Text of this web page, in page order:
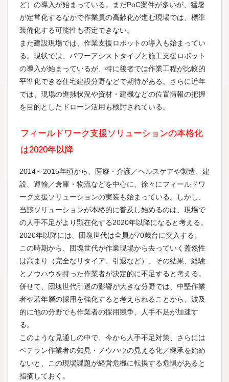
ど）の導入が始まっている。まだPoC案件が多いが、猛暑
が定常化するなかで作業員の高齢化が進む現場では、標準
装備化する可能性も否定できない。
また建設現場では、作業支援ロボットの導入も始まってい
る。現状では、パワーアシストタイプと施工支援ロボット
の導入が始まっているが、特に後者では作業工程が比較的
平準化できる住宅建設分野などで期待がある。さらに近年
では、現場の進捗状況や資材・建機などの位置情報の把握
を目的としたドローン活用も検討されている。
フィールドワーク支援ソリューションの本格化
は2020年以降
2014～2015年頃から、医療・介護／ヘルスケアや製造、建
設、運輸／倉庫・物流などを中心に、徐々にフィールドワ
ーク支援ソリューションの実装も始まっている。しかし、
当該ソリューションが本格的に普及し始めるのは、現場で
の人手不足がより顕在化する2020年以降になると考える。
2020年以降には、団塊世代は全員が70歳台に突入する。
この時期から、団塊世代が作業現場から去っていく蓋然性
は高まり（完全なリタイア、引退など）、その結果、経験
とノウハウを持った作業者が決定的に不足すると考える。
併せて、団塊世代引退の影響が大きな分野では、中堅作業
者や若年層の採用を強化すると考えられることから、波及
的に他の分野でも作業者の採用競争、人手不足が加速す
る。
このような見通しの中で、今から人手不足対策、さらには
ベテラン作業者の知見・ノウハウの見える化／継承を始め
ないと、この現場課題が経営危機に転換する危惧があると
指摘しておく。